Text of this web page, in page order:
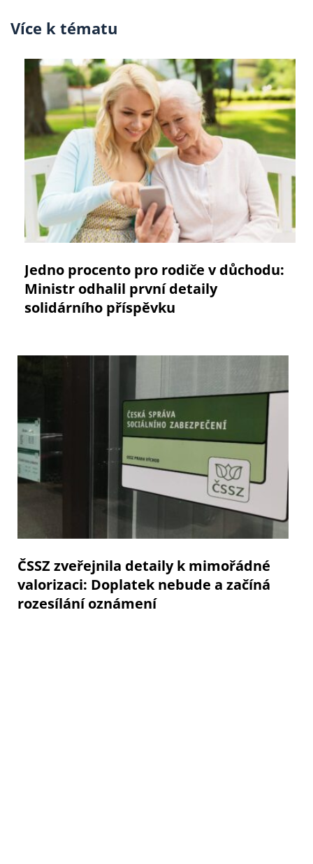
Více k tématu
Jedno procento pro rodiče v důchodu:
Ministr odhalil první detaily
solidárního příspěvku
ČSSZ zveřejnila detaily k mimořádné
valorizaci: Doplatek nebude a začíná
rozesílání oznámení